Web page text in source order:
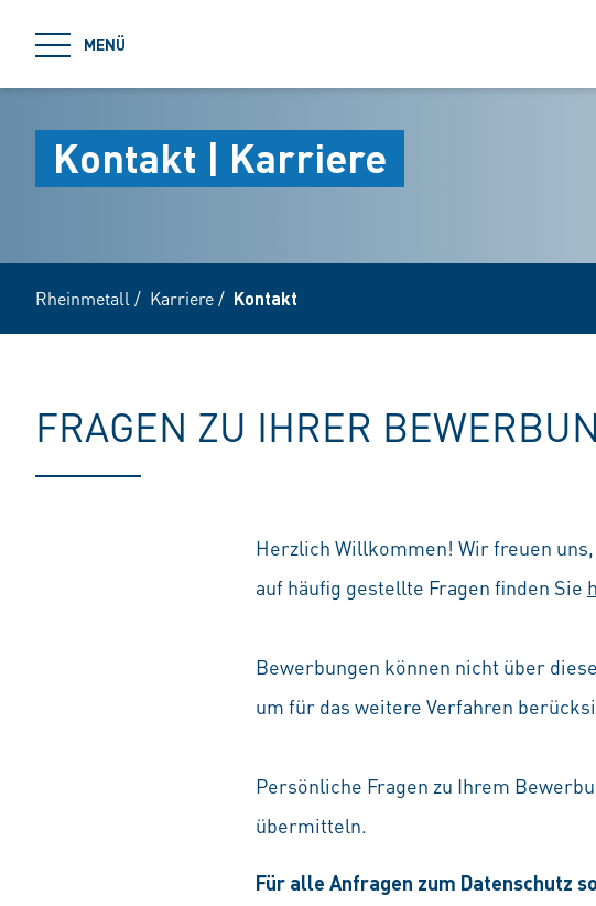
MENÜ
Kontakt | Karriere
Rheinmetall / Karriere/ Kontakt
FRAGEN ZU IHRER
Herzlich Willkommen! Wir freuen
auf häufig gestellte Fragen finden Sie
Bewerbungen können nicht über
um für das weitere Verfahren
Persönliche Fragen zu Ihrem
übermitteln.
Für alle Anfragen zum Datenschutz